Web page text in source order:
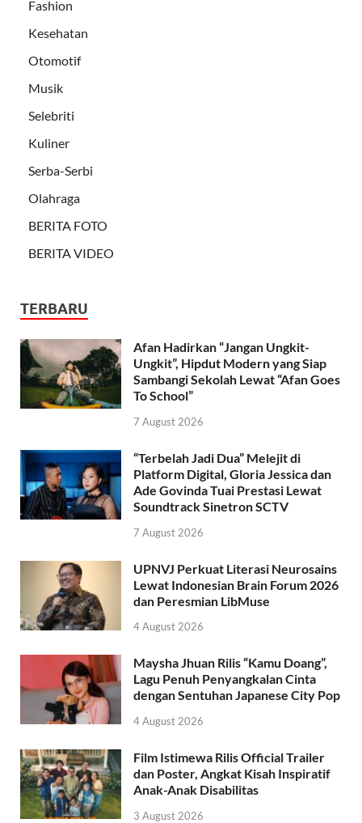
Fashion
Kesehatan
Otomotif
Musik
Selebriti
Kuliner
Serba-Serbi
Olahraga
BERITA FOTO
BERITA VIDEO
TERBARU
Afan Hadirkan “Jangan Ungkit-
Ungkit”, Hipdut Modern yang Siap
Sambangi Sekolah Lewat “Afan Goes
To School”
7 August 2026
“Terbelah Jadi Dua” Melejit di
Platform Digital, Gloria Jessica dan
Ade Govinda Tuai Prestasi Lewat
Soundtrack Sinetron SCTV
7 August 2026
UPNVJ Perkuat Literasi Neurosains
Lewat Indonesian Brain Forum 2026
dan Peresmian LibMuse
4 August 2026
Maysha Jhuan Rilis “Kamu Doang”,
Lagu Penuh Penyangkalan Cinta
dengan Sentuhan Japanese City Pop
4 August 2026
Film Istimewa Rilis Official Trailer
dan Poster, Angkat Kisah Inspiratif
Anak-Anak Disabilitas
3 August 2026